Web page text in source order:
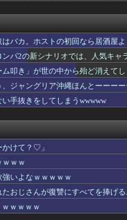
式にブロックされるｗｗｗｗｗｗ...
ークソウル...
DKPIが触れてる構図が良き…
から見に行くんやけどさ・・・
コメント制御ツ...
55％多かった？ 隕石の分析結果
ｗｗｗｗｗｗｗｗｗｗｗｗｗｗ...
ンボン」（世界の平均睡眠時間ラ
成果給を99.99%受け取ってい...
それから3ヶ月、突然携帯に着信が
だった白バイが転倒事故 20代の
中国系を完全排除へ 供給業...
と結婚してしまうｗｗｗｗｗｗｗ
婚したくなった理由がコレｗｗｗ
「何いってんのこいつ」と有権者
ール箱ごと持っていったママ。中
バカ。ホストの初回なら居酒屋
パ2の新シナリオでは、人気キャ
ム叩き」が世の中から殆ど消えて
、ジャングリア沖縄ほんとーーー
い手抜きをしてしまうwwwww
かけて？♡」
ｗｗｗ
強いよなｗｗｗｗｗ
たおじさんが復讐にすべてを捧げ
ｗｗｗｗｗ